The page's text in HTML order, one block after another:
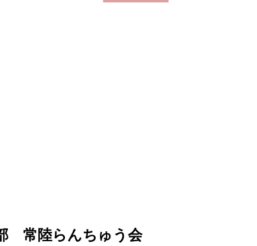
常陸らんちゅう会